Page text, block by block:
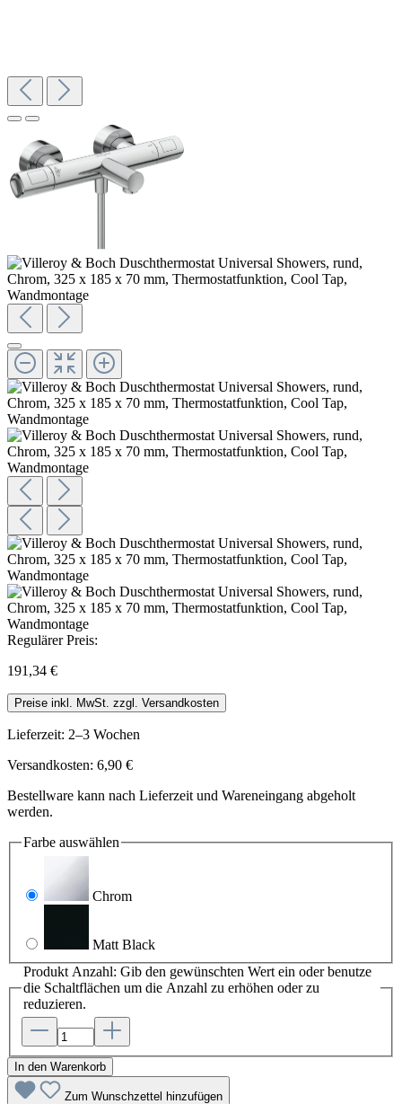
Regulärer Preis:
191,34 €
Preise inkl. MwSt. zzgl. Versandkosten
Lieferzeit: 2–3 Wochen
Versandkosten: 6,90 €
Bestellware kann nach Lieferzeit und Wareneingang abgeholt
werden.
Farbe auswählen
Chrom
Matt Black
Produkt Anzahl: Gib den gewünschten Wert ein oder benutze
die Schaltflächen um die Anzahl zu erhöhen oder zu
reduzieren.
In den Warenkorb
Zum Wunschzettel hinzufügen